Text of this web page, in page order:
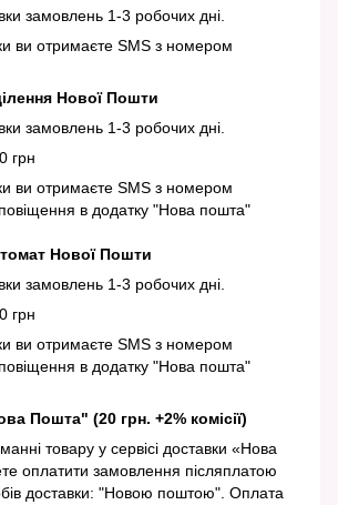
замовлень 1-3 робочих дні.
ви отримаєте SMS з номером
Нової Пошти
замовлень 1-3 робочих дні.
грн
ви отримаєте SMS з номером
в додатку "Нова пошта"
Нової Пошти
замовлень 1-3 робочих дні.
грн
ви отримаєте SMS з номером
в додатку "Нова пошта"
Пошта" (20 грн. +2% комісії)
товару у сервісі доставки «Нова
оплатити замовлення післяплатою
доставки: "Новою поштою". Оплата